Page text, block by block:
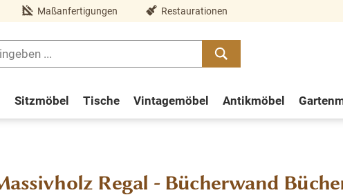
Maßanfertigungen Restaurationen
Sitzmöbel Tische Vintagemöbel Antikmöbel
Regal - Bücherwand